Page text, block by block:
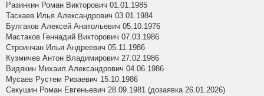
Разинкин Роман Викторович 01.01.1985
Таскаев Илья Александрович 03.01.1984
Булгаков Алексей Анатольевич 05.10.1976
Мастаков Геннадий Викторович 07.03.1986
Строинчан Илья Андреевич 05.11.1986
Кузмичев Антон Владимирович 27.02.1986
Видякин Михаил Александрович 04.06.1986
Мусаев Рустем Ризаевич 15.10.1986
Секушин Роман Евгеньевич 28.09.1981 (дозаявка 26.01.2026)